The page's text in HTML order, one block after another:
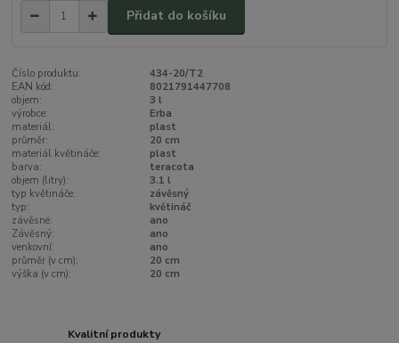
Přidat do košíku
Číslo produktu:
434-20/T2
EAN kód:
8021791447708
objem:
3 l
výrobce:
Erba
materiál:
plast
průměr:
20 cm
materiál květináče:
plast
barva:
teracota
objem (litry):
3.1 l
typ květináče:
závěsný
typ:
květináč
závěsné:
ano
Závěsný:
ano
venkovní:
ano
průměr (v cm):
20 cm
výška (v cm):
20 cm
Kvalitní produkty